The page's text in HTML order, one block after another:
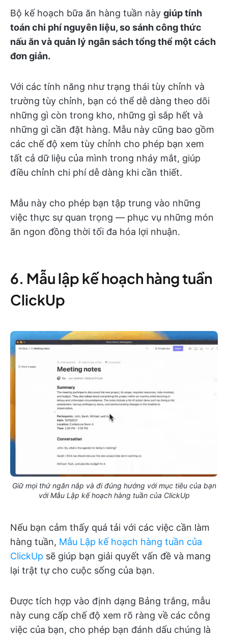
Bộ kế hoạch bữa ăn hàng tuần này giúp tính
toán chi phí nguyên liệu, so sánh công thức
nấu ăn và quản lý ngân sách tổng thể một cách
đơn giản.
Với các tính năng như trạng thái tùy chỉnh và
trường tùy chỉnh, bạn có thể dễ dàng theo dõi
những gì còn trong kho, những gì sắp hết và
những gì cần đặt hàng. Mẫu này cũng bao gồm
các chế độ xem tùy chỉnh cho phép bạn xem
tất cả dữ liệu của mình trong nháy mắt, giúp
điều chỉnh chi phí dễ dàng khi cần thiết.
Mẫu này cho phép bạn tập trung vào những
việc thực sự quan trọng — phục vụ những món
ăn ngon đồng thời tối đa hóa lợi nhuận.
6. Mẫu lập kế hoạch hàng tuần
ClickUp
Giữ mọi thứ ngăn nắp và đi đúng hướng với mục tiêu của bạn
với Mẫu Lập kế hoạch hàng tuần của ClickUp
Nếu bạn cảm thấy quá tải với các việc cần làm
hàng tuần, Mẫu Lập kế hoạch hàng tuần của
ClickUp sẽ giúp bạn giải quyết vấn đề và mang
lại trật tự cho cuộc sống của bạn.
Được tích hợp vào định dạng Bảng trắng, mẫu
này cung cấp chế độ xem rõ ràng về các công
việc của bạn, cho phép bạn đánh dấu chúng là